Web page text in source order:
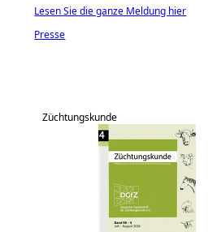
Lesen Sie die ganze Meldung hier
Presse
Züchtungskunde